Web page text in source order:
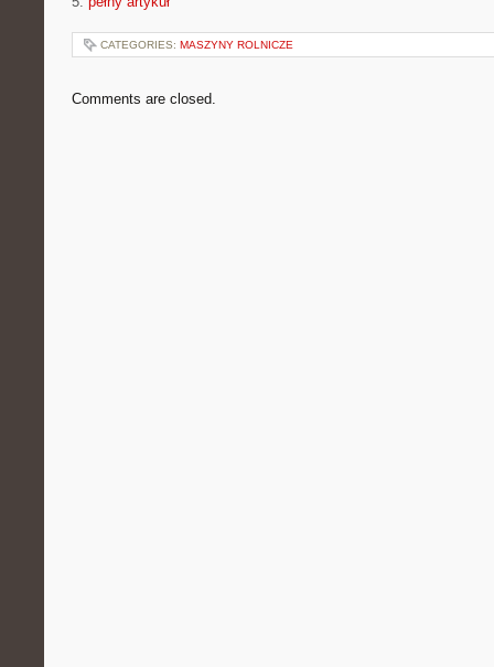
CATEGORIES: MASZYNY ROLNICZE
Comments are closed.